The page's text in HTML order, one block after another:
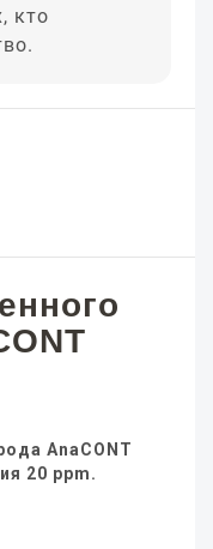
кто
AnaCONT
20 ppm.